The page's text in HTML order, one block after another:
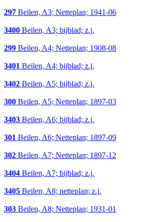
297 Beilen, A3; Netteplan; 1941-06
3400 Beilen, A3; bijblad; z.j.
299 Beilen, A4; Netteplan; 1908-08
3401 Beilen, A4; bijblad; z.j.
3402 Beilen, A5; bijblad; z.j.
300 Beilen, A5; Netteplan; 1897-03
3403 Beilen, A6; bijblad; z.j.
301 Beilen, A6; Netteplan; 1897-09
302 Beilen, A7; Netteplan; 1897-12
3404 Beilen, A7; bijblad; z.j.
3405 Beilen, A8; netteplan; z.j.
303 Beilen, A8; Netteplan; 1931-01